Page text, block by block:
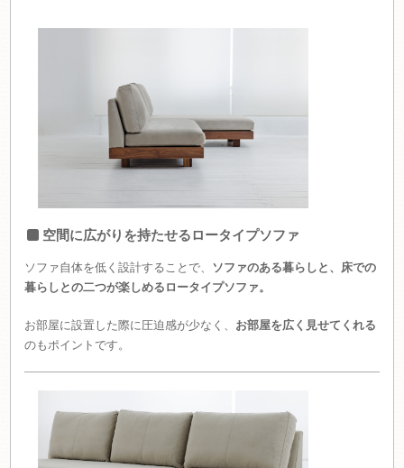
空間に広がりを持たせるロータイプソファ
ソファ自体を低く設計することで、 ソファのある暮らしと、床での
暮らしとの二つが楽しめるロータイプソファ。
お部屋に設置した際に圧迫感が少なく、 お部屋を広く見せてくれる
のもポイントです。